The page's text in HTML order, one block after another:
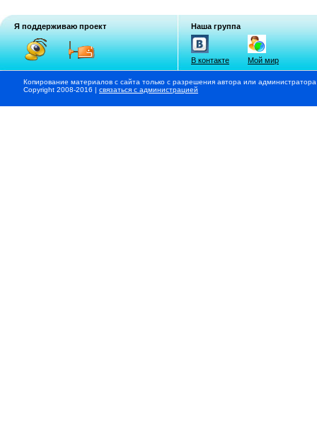
Я поддерживаю проект Наша группа
В контакте Мой мир
Копирование материалов с сайта только с разрешения автора или
Copyright 2008-2016 | связаться с администрацией